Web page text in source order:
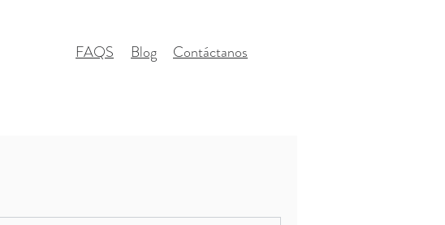
FAQS Blog Contáctanos